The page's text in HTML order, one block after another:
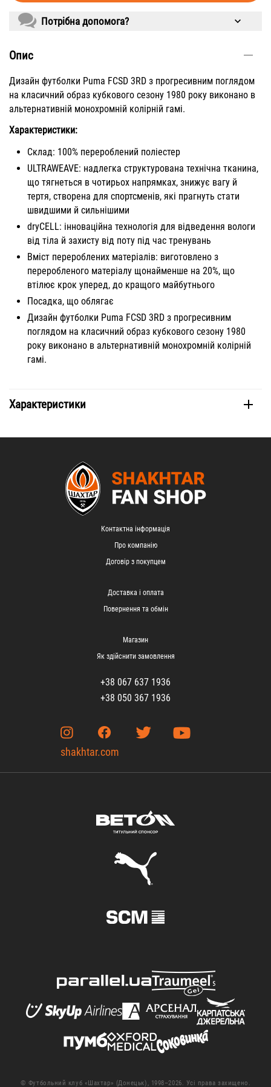
Потрібна допомога?
Опис
Дизайн футболки Puma FCSD 3RD з прогресивним поглядом
на класичний образ кубкового сезону 1980 року виконано в
альтернативній монохромній колірній гамі.
Характеристики:
Склад: 100% перероблений поліестер
ULTRAWEAVE: надлегка структурована технічна тканина,
що тягнеться в чотирьох напрямках, знижує вагу й
тертя, створена для спортсменів, які прагнуть стати
швидшими й сильнішими
dryCELL: інноваційна технологія для відведення вологи
від тіла й захисту від поту під час тренувань
Вміст перероблених матеріалів: виготовлено з
переробленого матеріалу щонайменше на 20%, що
втілює крок уперед, до кращого майбутнього
Посадка, що облягає
Дизайн футболки Puma FCSD 3RD з прогресивним
поглядом на класичний образ кубкового сезону 1980
року виконано в альтернативній монохромній колірній
гамі.
Характеристики
Контактна інформація
Про компанію
Договір з покупцем
Доставка і оплата
Повернення та обмін
Магазин
Як здійснити замовлення
+38 067 637 1936
+38 050 367 1936
shakhtar.com
© Футбольний клуб «Шахтар» (Донецьк), 1998–2026. Усі права захищено.